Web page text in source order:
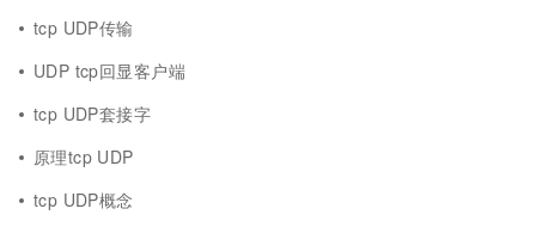
tcp UDP传输
UDP tcp回显客户端
tcp UDP套接字
原理tcp UDP
tcp UDP概念